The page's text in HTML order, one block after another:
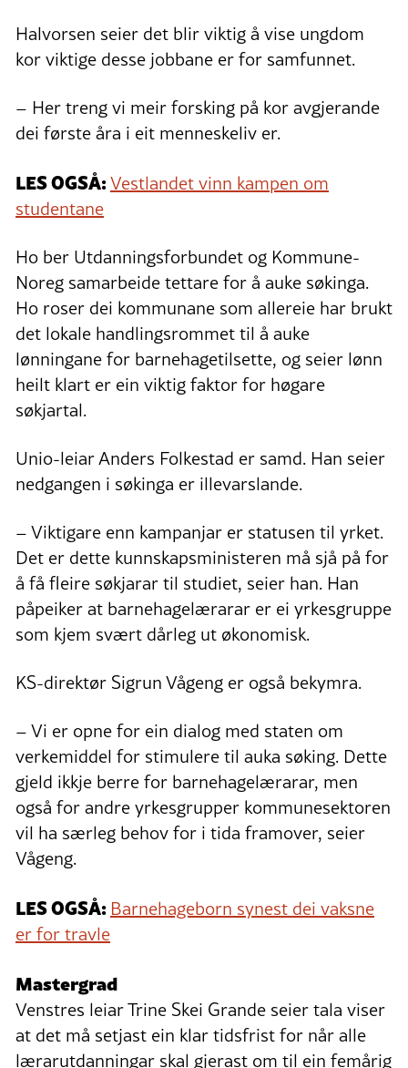
Halvorsen seier det blir viktig å vise ungdom
kor viktige desse jobbane er for samfunnet.
– Her treng vi meir forsking på kor avgjerande
dei første åra i eit menneskeliv er.
LES OGSÅ:Vestlandet vinn kampen om
studentane
Ho ber Utdanningsforbundet og Kommune-
Noreg samarbeide tettare for å auke søkinga.
Ho roser dei kommunane som allereie har brukt
det lokale handlingsrommet til å auke
lønningane for barnehagetilsette, og seier lønn
heilt klart er ein viktig faktor for høgare
søkjartal.
Unio-leiar Anders Folkestad er samd. Han seier
nedgangen i søkinga er illevarslande.
– Viktigare enn kampanjar er statusen til yrket.
Det er dette kunnskapsministeren må sjå på for
å få fleire søkjarar til studiet, seier han. Han
påpeiker at barnehagelærarar er ei yrkesgruppe
som kjem svært dårleg ut økonomisk.
KS-direktør Sigrun Vågeng er også bekymra.
– Vi er opne for ein dialog med staten om
verkemiddel for stimulere til auka søking. Dette
gjeld ikkje berre for barnehagelærarar, men
også for andre yrkesgrupper kommunesektoren
vil ha særleg behov for i tida framover, seier
Vågeng.
LES OGSÅ: Barnehageborn synest dei vaksne
er for travle
Mastergrad
Venstres leiar Trine Skei Grande seier tala viser
at det må setjast ein klar tidsfrist for når alle
lærarutdanningar skal gjerast om til ein femårig